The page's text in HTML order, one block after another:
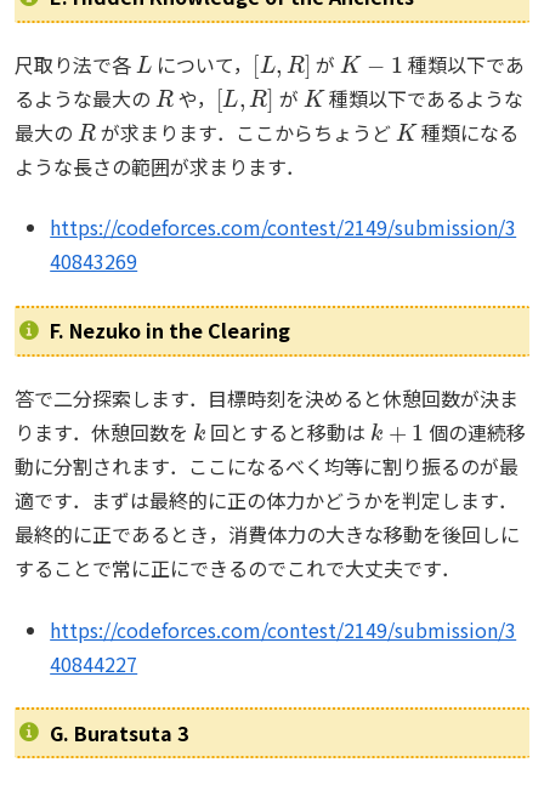
尺取り法で各 について，
[ ]
が
種類以下であ
るような最大の
R
や，
[L, R]
が
K
種類以下であるような
最大の
R
が求まります．ここからちょうど
K
種類になる
ような長さの範囲が求まります．
https://codeforces.com/contest/2149/submission/3
40843269
F. Nezuko in the Clearing
答で二分探索します．目標時刻を決めると休憩回数が決ま
ります．休憩回数を
k
回とすると移動は
k +1
個の連続移
動に分割されます．ここになるべく均等に割り振るのが最
適です．まずは最終的に正の体力かどうかを判定します．
最終的に正であるとき，消費体力の大きな移動を後回しに
することで常に正にできるのでこれで大丈夫です．
https://codeforces.com/contest/2149/submission/3
40844227
G. Buratsuta 3